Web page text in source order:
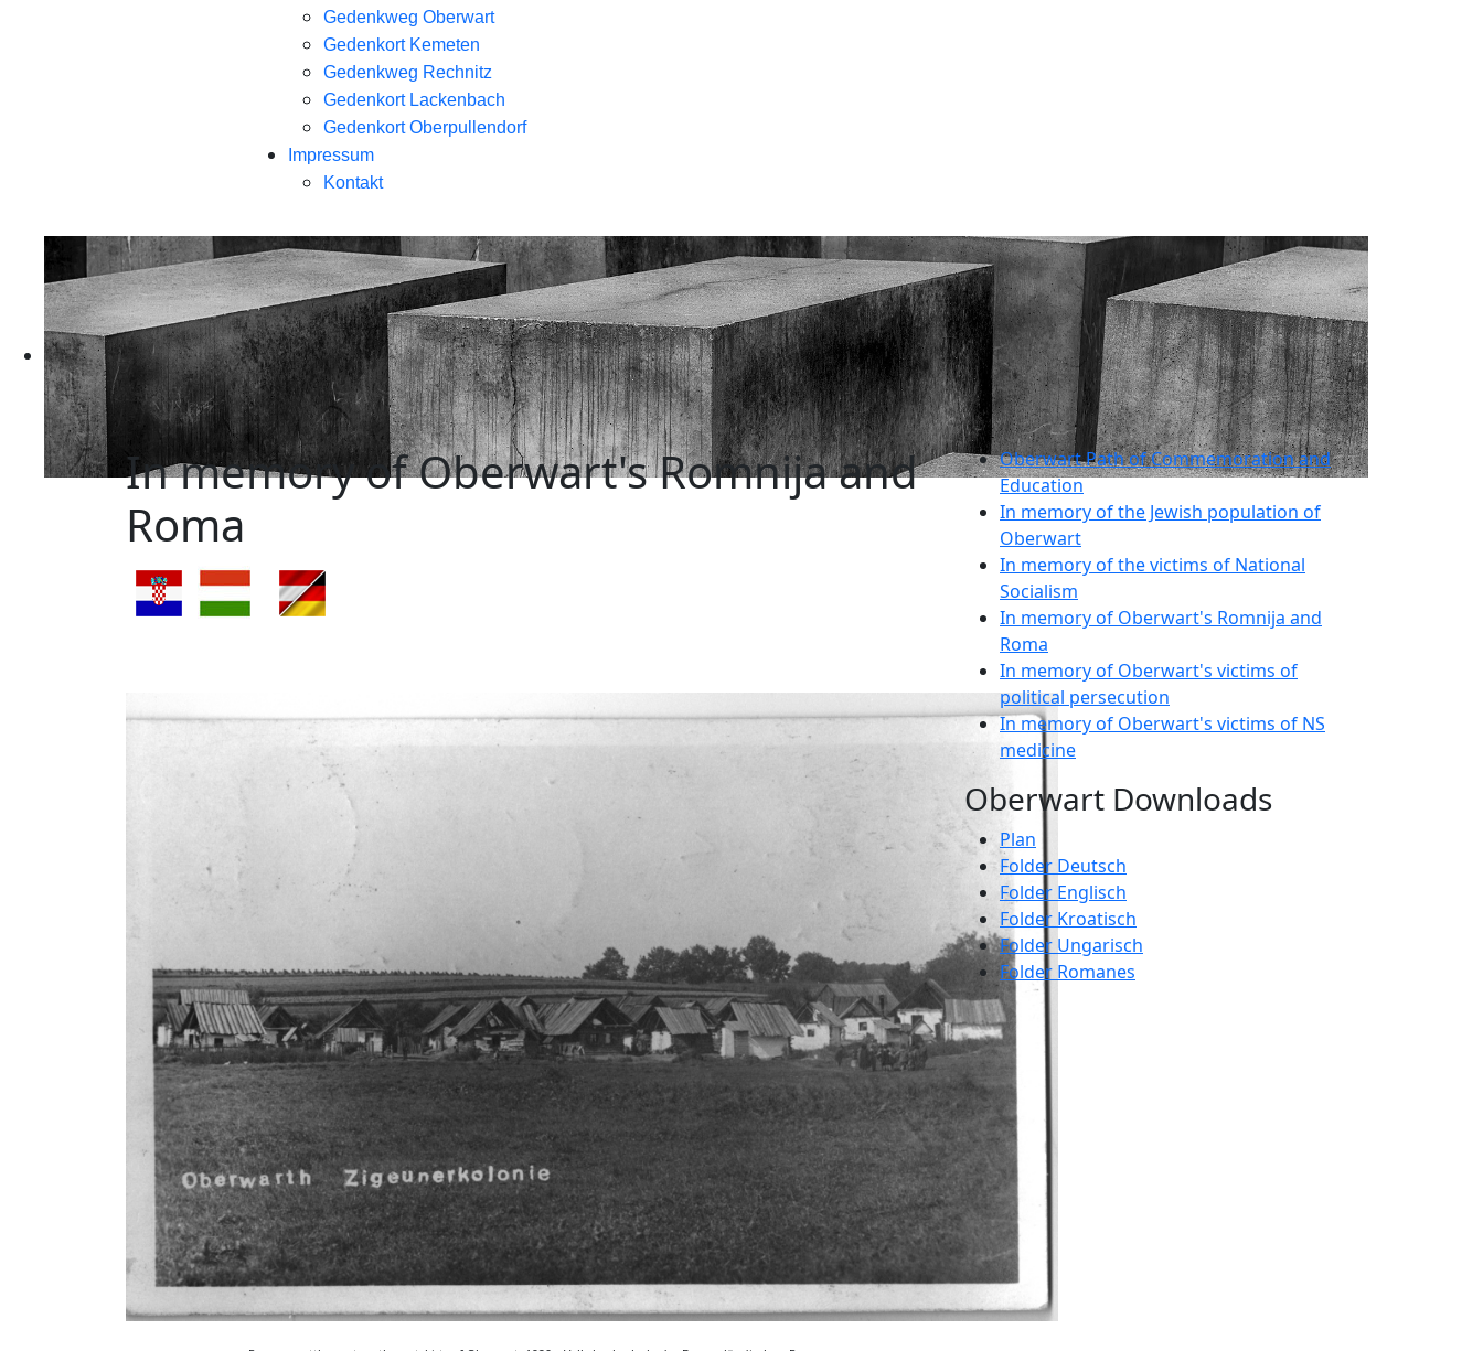
Gedenkweg Oberwart
Gedenkort Kemeten
Gedenkweg Rechnitz
Gedenkort Lackenbach
Gedenkort Oberpullendorf
Impressum
Kontakt
In memory of Oberwart's Romnija and
Roma
Oberwart Path of Commemoration and
Education
In memory of the Jewish population of
Oberwart
In memory of the victims of National
Socialism
In memory of Oberwart's Romnija and
Roma
In memory of Oberwart's victims of
political persecution
In memory of Oberwart's victims of NS
medicine
Oberwart Downloads
Plan
Folder Deutsch
Folder Englisch
Folder Kroatisch
Folder Ungarisch
Folder Romanes